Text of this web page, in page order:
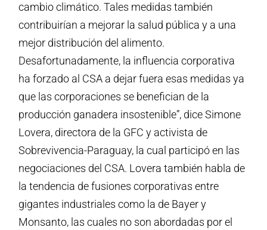
cambio climático. Tales medidas también
contribuirían a mejorar la salud pública y a una
mejor distribución del alimento.
Desafortunadamente, la influencia corporativa
ha forzado al CSA a dejar fuera esas medidas ya
que las corporaciones se benefician de la
producción ganadera insostenible”, dice Simone
Lovera, directora de la GFC y activista de
Sobrevivencia-Paraguay, la cual participó en las
negociaciones del CSA. Lovera también habla de
la tendencia de fusiones corporativas entre
gigantes industriales como la de Bayer y
Monsanto, las cuales no son abordadas por el